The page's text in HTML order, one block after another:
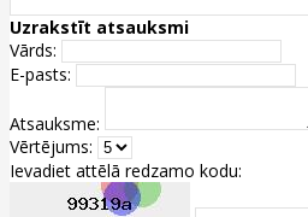
Uzrakstīt atsauksmi
Vārds:
E-pasts:
Atsauksme:
Vērtējums:
Ievadiet attēlā redzamo kodu: